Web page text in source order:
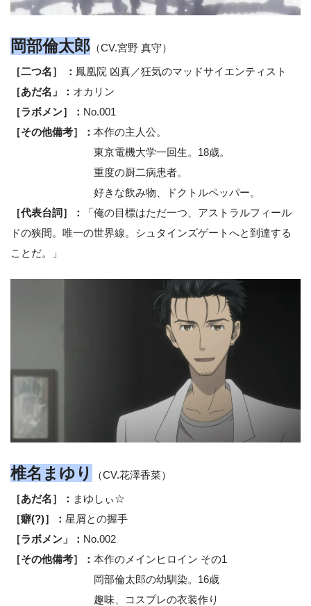
岡部倫太郎 （CV.宮野 真守）
［二つ名］ ： 鳳凰院 凶真／狂気のマッドサイエンティスト
［あだ名」： オカリン
［ラボメン］： No.001
［その他備考］： 本作の主人公。
東京電機大学一回生。18歳。
重度の厨二病患者。
好きな飲み物、ドクトルペッパー。
［代表台詞］：
「俺の目標はただ一つ、アストラルフィール
ドの狭間。唯一の世界線。シュタインズゲートへと到達する
ことだ。」
椎名まゆり
（CV.花澤香菜）
［あだ名］： まゆしぃ☆
［癖(?)］： 星屑との握手
［ラボメン」： No.002
［その他備考］： 本作のメインヒロイン その1
岡部倫太郎の幼馴染。16歳
趣味、コスプレの衣装作り